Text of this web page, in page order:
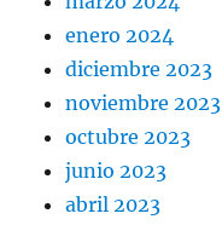
enero 2024
diciembre 2023
noviembre 2023
octubre 2023
junio 2023
abril 2023